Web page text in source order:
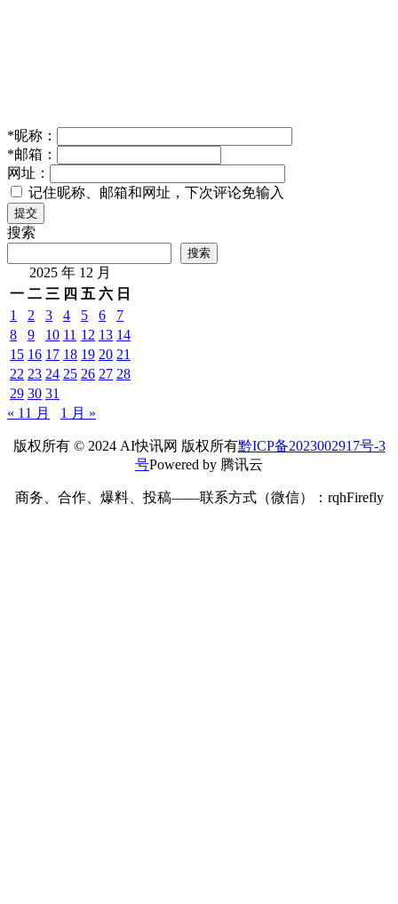
*昵称：
*邮箱：
网址：
记住昵称、邮箱和网址，下次评论免输入
提交
搜索
搜索
2025 年 12 月
一 二 三 四 五 六 日
1
2 3 4 5 6
7
8
9 10 11 12 13 14
15 16 17 18 19 20 21
22 23 24 25 26 27 28
29 30 31
« 11 月
1 月 »
版权所有 © 2024 AI快讯网 版权所有黔ICP备2023002917号-3
号Powered by 腾讯云
商务、合作、爆料、投稿——联系方式（微信）：rqhFirefly